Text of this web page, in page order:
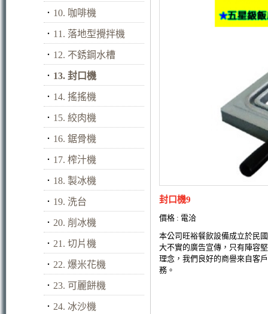
． 10. 咖啡機
． 11. 落地型攪拌機
． 12. 不銹鋼水槽
． 13. 封口機
． 14. 搖搖機
． 15. 絞肉機
． 16. 鋸骨機
． 17. 榨汁機
． 18. 製冰機
． 19. 洗台
． 20. 削冰機
． 21. 切片機
． 22. 爆米花機
． 23. 可麗餅機
． 24. 冰沙機
封口機9
價格 : 電洽
本公司旺裕餐飲設備成立於民
大不實的廣告宣傳，只有陣容
理念，我們良好的商譽來自客
務。